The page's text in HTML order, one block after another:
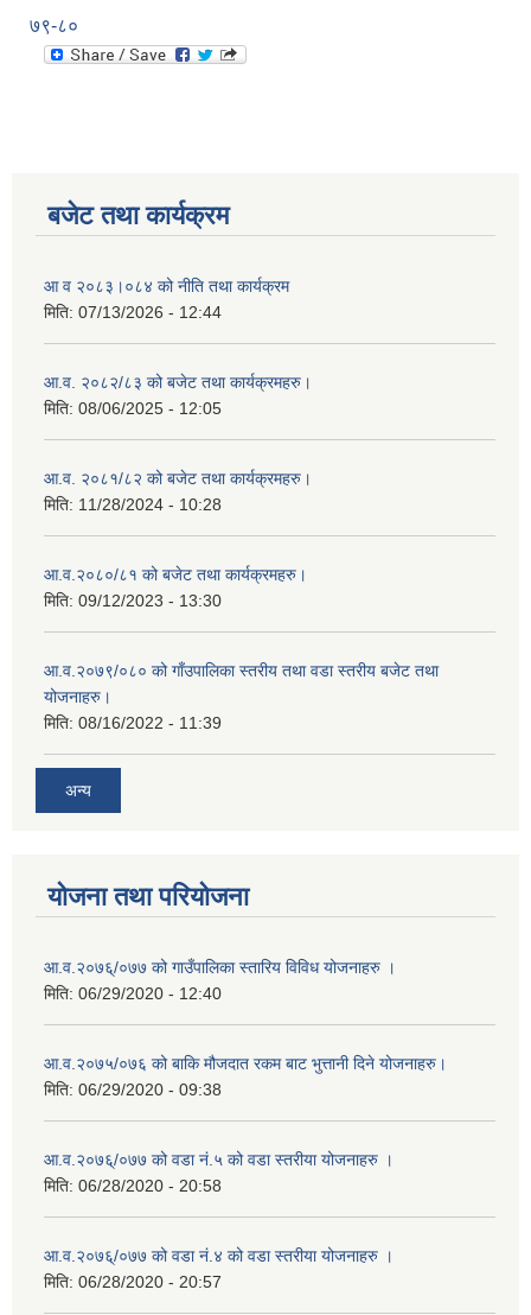
७९-८०
बजेट तथा कार्यक्रम
आ व २०८३।०८४ को नीति तथा कार्यक्रम
मिति: 07/13/2026 - 12:44
आ.व. २०८२/८३ को बजेट तथा कार्यक्रमहरु।
मिति: 08/06/2025 - 12:05
आ.व. २०८१/८२ को बजेट तथा कार्यक्रमहरु।
मिति: 11/28/2024 - 10:28
आ.व.२०८०/८१ को बजेट तथा कार्यक्रमहरु।
मिति: 09/12/2023 - 13:30
आ.व.२०७९/०८० को गाँउपालिका स्तरीय तथा वडा स्तरीय बजेट तथा
योजनाहरु।
मिति: 08/16/2022 - 11:39
अन्य
योजना तथा परियोजना
आ.व.२०७६्/०७७ को गाउँपालिका स्तारिय विविध योजनाहरु ।
मिति: 06/29/2020 - 12:40
आ.व.२०७५/०७६ को बाकि मौजदात रकम बाट भुत्तानी दिने योजनाहरु।
मिति: 06/29/2020 - 09:38
आ.व.२०७६्/०७७ को वडा नं.५ को वडा स्तरीया योजनाहरु ।
मिति: 06/28/2020 - 20:58
आ.व.२०७६्/०७७ को वडा नं.४ को वडा स्तरीया योजनाहरु ।
मिति: 06/28/2020 - 20:57